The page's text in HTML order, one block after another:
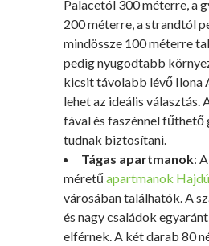
Palacetól 300 méterre, a
200 méterre, a strandtól
mindössze 100 méterre
pedig nyugodtabb
kicsit távolabb lévő Ilona
lehet az ideális választás.
fával és faszénnel fűthető
tudnak biztosítani.
Tágas apartmanok:
méretű apartmanok
városában találhatók. A
és nagy családok
elférnek. A két darab 80